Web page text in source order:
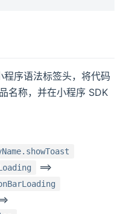
序语法标签头，将代码
名称，并在小程序 SDK
==>
与开发工具
程序开发指南与
询商务报价或私有